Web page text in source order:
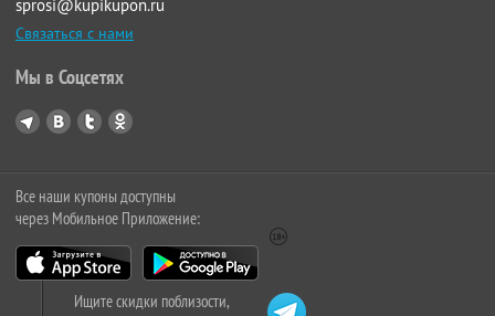
sprosi@kupikupon.ru
Связаться с нами
Мы в Соцсетях
Все наши купоны доступны
через Мобильное Приложение:
Ищите скидки поблизости,